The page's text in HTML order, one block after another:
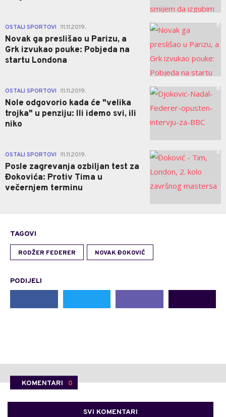
OSTALI SPORTOVI 11.11.2019.
Novak ga preslišao u Parizu, a
Grk izvukao pouke: Pobjeda na
startu Londona
0
OSTALI SPORTOVI 11.11.2019.
Nole odgovorio kada će "velika
trojka" u penziju: Ili idemo svi, ili
niko
0
OSTALI SPORTOVI 11.11.2019.
Posle zagrevanja ozbiljan test za
Đokovića: Protiv Tima u
večernjem terminu
0
TAGOVI
RODŽER FEDERER NOVAK ĐOKOVIĆ
PODIJELI
KOMENTARI 0
SVI KOMENTARI